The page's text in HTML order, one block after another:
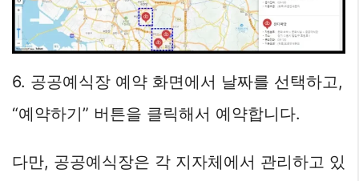
6. 공공예식장 예약 화면에서 날짜를 선택하고,
“예약하기” 버튼을 클릭해서 예약합니다.
다만, 공공예식장은 각 지자체에서 관리하고 있